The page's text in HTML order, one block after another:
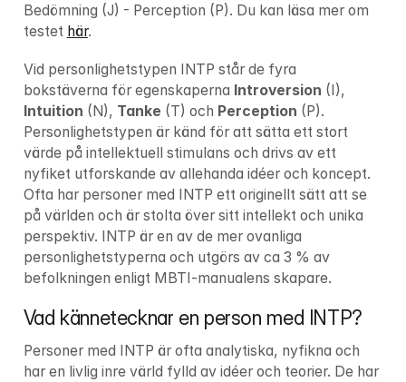
Bedömning (J) - Perception (P). Du kan läsa mer om
testet här.
Vid personlighetstypen INTP står de fyra
bokstäverna för egenskaperna Introversion
Intuition (N), Tanke (T) och Perception (P).
Personlighetstypen är känd för att sätta ett stort
värde på intellektuell stimulans och drivs av ett
nyfiket utforskande av allehanda idéer och koncept.
Ofta har personer med INTP ett originellt sätt att se
på världen och är stolta över sitt intellekt och unika
perspektiv. INTP är en av de mer ovanliga
personlighetstyperna och utgörs av ca 3 % av
befolkningen enligt MBTI-manualens skapare.
Vad kännetecknar en person med INTP?
Personer med INTP är ofta analytiska, nyfikna och
har en livlig inre värld fylld av idéer och teorier. De har